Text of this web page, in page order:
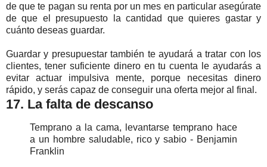
de que te pagan su renta por un mes en particular asegúrate
de que el presupuesto la cantidad que quieres gastar y
cuánto deseas guardar.
Guardar y presupuestar también te ayudará a tratar con los
clientes, tener suficiente dinero en tu cuenta le ayudarás a
evitar actuar impulsiva mente, porque necesitas dinero
rápido, y serás capaz de conseguir una oferta mejor al final.
17. La falta de descanso
Temprano a la cama, levantarse temprano hace
a un hombre saludable, rico y sabio - Benjamin
Franklin